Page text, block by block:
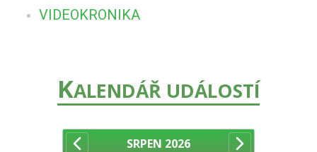
VIDEOKRONIKA
KALENDÁŘ UDÁLOSTÍ
SRPEN 2026